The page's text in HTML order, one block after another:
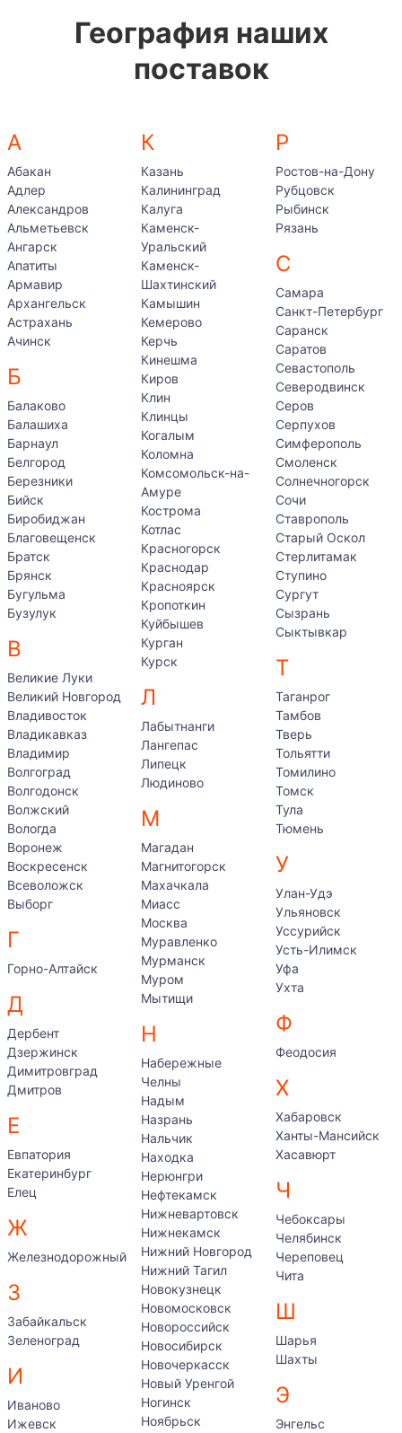
География наших
поставок
А
Абакан
Адлер
Александров
Альметьевск
Ангарск
Апатиты
Армавир
Архангельск
Астрахань
Ачинск
Б
Балаково
Балашиха
Барнаул
Белгород
Березники
Бийск
Биробиджан
Благовещенск
Братск
Брянск
Бугульма
Бузулук
В
Великие Луки
Великий Новгород
Владивосток
Владикавказ
Владимир
Волгоград
Волгодонск
Волжский
Вологда
Воронеж
Воскресенск
Всеволожск
Выборг
Г
Горно-Алтайск
Д
Дербент
Дзержинск
Димитровград
Дмитров
Е
Евпатория
Екатеринбург
Елец
Ж
Железнодорожный
З
Забайкальск
Зеленоград
И
Иваново
Ижевск
К
Казань
Калининград
Калуга
Каменск-
Уральский
Каменск-
Шахтинский
Камышин
Кемерово
Керчь
Кинешма
Киров
Клин
Клинцы
Когалым
Коломна
Комсомольск-на-
Амуре
Кострома
Котлас
Красногорск
Краснодар
Красноярск
Кропоткин
Куйбышев
Курган
Курск
Л
Лабытнанги
Лангепас
Липецк
Людиново
М
Магадан
Магнитогорск
Махачкала
Миасс
Москва
Муравленко
Мурманск
Муром
Мытищи
Н
Набережные
Челны
Надым
Назрань
Нальчик
Находка
Нерюнгри
Нефтекамск
Нижневартовск
Нижнекамск
Нижний Новгород
Нижний Тагил
Новокузнецк
Новомосковск
Новороссийск
Новосибирск
Новочеркасск
Новый Уренгой
Ногинск
Ноябрьск
Р
Ростов-на-Дону
Рубцовск
Рыбинск
Рязань
С
Самара
Санкт-Петербург
Саранск
Саратов
Севастополь
Северодвинск
Серов
Серпухов
Симферополь
Смоленск
Солнечногорск
Сочи
Ставрополь
Старый Оскол
Стерлитамак
Ступино
Сургут
Сызрань
Сыктывкар
Т
Таганрог
Тамбов
Тверь
Тольятти
Томилино
Томск
Тула
Тюмень
У
Улан-Удэ
Ульяновск
Уссурийск
Усть-Илимск
Уфа
Ухта
Ф
Феодосия
Х
Хабаровск
Ханты-Мансийск
Хасавюрт
Ч
Чебоксары
Челябинск
Череповец
Чита
Ш
Шарья
Шахты
Э
Энгельс